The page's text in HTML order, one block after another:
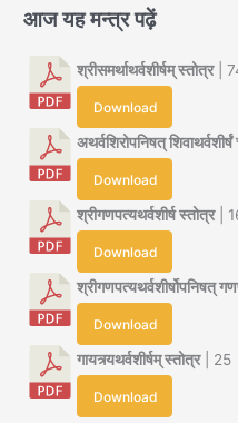
आज यह मन्त्र पढ़ें
श्रीसमर्थाथर्वशीर्षम् स्तोत्र|
Download
अथर्वशिरोपनिषत्
Download
श्रीगणपत्यथर्वशीर्ष स्तोत्र|
Download
श्रीगणपत्यथर्वशीर्षोपनिषत्
Download
गायत्र्यथर्वशीर्षम् स्तोत्र| 25
Download